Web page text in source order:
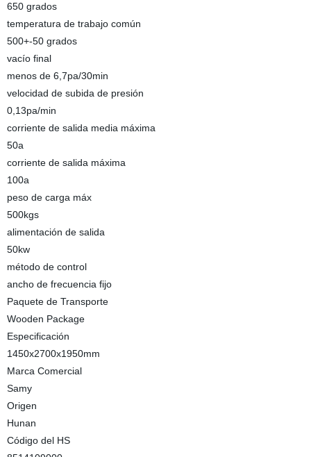
650 grados
temperatura de trabajo común
500+-50 grados
vacío final
menos de 6,7pa/30min
velocidad de subida de presión
0,13pa/min
corriente de salida media máxima
50a
corriente de salida máxima
100a
peso de carga máx
500kgs
alimentación de salida
50kw
método de control
ancho de frecuencia fijo
Paquete de Transporte
Wooden Package
Especificación
1450x2700x1950mm
Marca Comercial
Samy
Origen
Hunan
Código del HS